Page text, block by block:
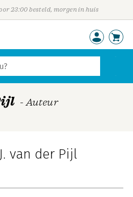
23:00 besteld, morgen in huis
- Auteur
van der Pijl